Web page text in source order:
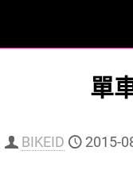
單
BIKEID 2015-